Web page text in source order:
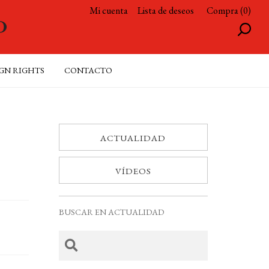
Mi cuenta Lista de deseos Compra (0)
RIGHTS CONTACTO
ACTUALIDAD
VÍDEOS
BUSCAR EN ACTUALIDAD